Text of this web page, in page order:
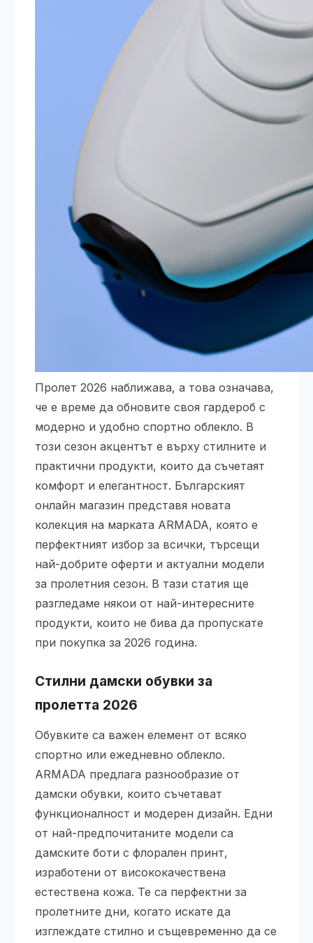
Пролет 2026 наближава, а това означава,
че е време да обновите своя гардероб с
модерно и удобно спортно облекло. В
този сезон акцентът е върху стилните и
практични продукти, които да съчетаят
комфорт и елегантност. Българският
онлайн магазин представя новата
колекция на марката ARMADA, която е
перфектният избор за всички, търсещи
най-добрите оферти и актуални модели
за пролетния сезон. В тази статия ще
разгледаме някои от най-интересните
продукти, които не бива да пропускате
при покупка за 2026 година.
Стилни дамски обувки за
пролетта 2026
Обувките са важен елемент от всяко
спортно или ежедневно облекло.
ARMADA предлага разнообразие от
дамски обувки, които съчетават
функционалност и модерен дизайн. Едни
от най-предпочитаните модели са
дамските боти с флорален принт,
изработени от висококачествена
естествена кожа. Те са перфектни за
пролетните дни, когато искате да
изглеждате стилно и същевременно да се